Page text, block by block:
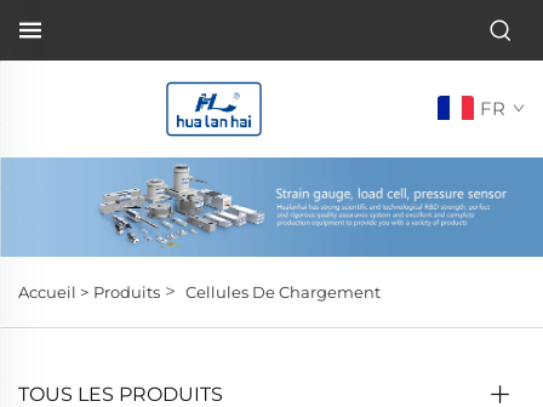
FR
Accueil > Produits > Cellules De Chargement
TOUS LES PRODUITS